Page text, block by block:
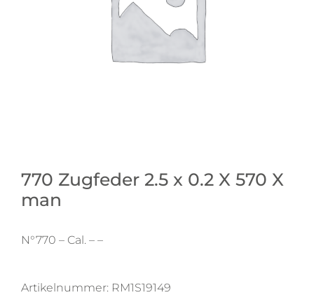
770 Zugfeder 2.5 x 0.2 X 570 X
man
N°770 – Cal. – –
Artikelnummer: RM1S19149